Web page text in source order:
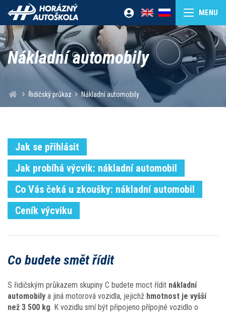
Nákladní automobily
Řidičský průkaz Nákladní automobily
Jak se přihlásit
Jak probíhá výcvik: nákladní automobil
Co Vás čeká u zkoušky: nákladní automobil
Ceník výcviku
Co budete smět řídit
S řidičským průkazem skupiny C budete moct řídit nákladní
automobily a jiná motorová vozidla, jejichž hmotnost je vyšší
než 3 500 kg. K vozidlu smí být připojeno přípojné vozidlo o